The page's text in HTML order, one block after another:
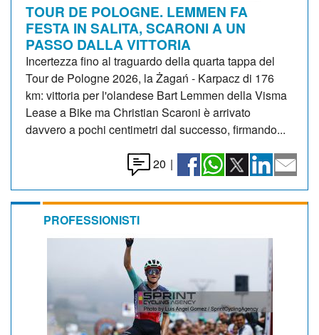
TOUR DE POLOGNE. LEMMEN FA
FESTA IN SALITA, SCARONI A UN
PASSO DALLA VITTORIA
Incertezza fino al traguardo della quarta tappa del
Tour de Pologne 2026, la Żagań - Karpacz di 176
km: vittoria per l'olandese Bart Lemmen della Visma
Lease a Bike ma Christian Scaroni è arrivato
davvero a pochi centimetri dal successo, firmando...
20 |
PROFESSIONISTI